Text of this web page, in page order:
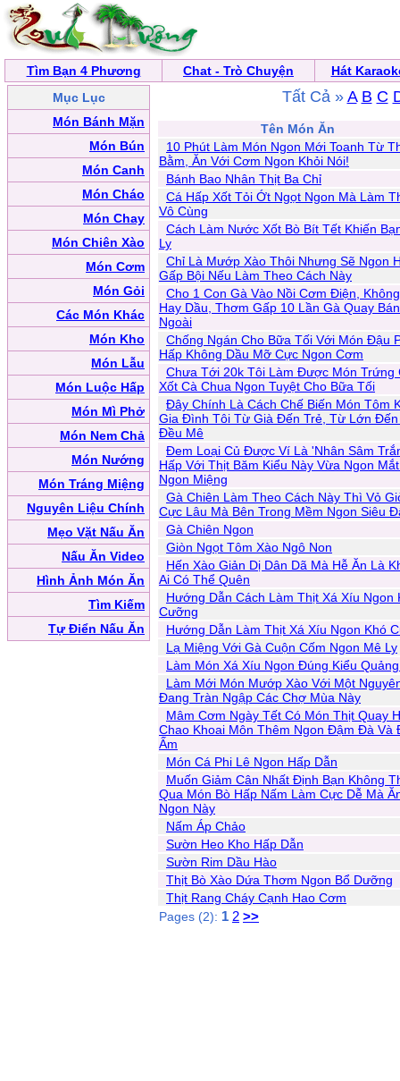
Tìm Bạn 4 Phương Chat - Trò Chuyện
Hát
Mục Lục
Món Bánh Mặn
Món Bún
Món Canh
Món Cháo
Món Chay
Món Chiên Xào
Món Cơm
Món Gỏi
Các Món Khác
Món Kho
Món Lẫu
Món Luộc Hấp
Món Mì Phở
Món Nem Chả
Món Nướng
Món Tráng Miệng
Nguyên Liệu Chính
Mẹo Vặt Nấu Ăn
Nấu Ăn Video
Hình Ảnh Món Ăn
Tìm Kiếm
Tự Điển Nấu Ăn
Tất Cả » A B C
Tên Món Ăn
10 Phút Làm Món Ngon Mới Toanh Từ
Bằm, Ăn Với Cơm Ngon Khỏi Nói!
Bánh Bao Nhân Thịt Ba Chỉ
Cá Hấp Xốt Tỏi Ớt Ngọt Ngon Mà Làm
Vô Cùng
Cách Làm Nước Xốt Bò Bít Tết Khiến
Ly
Chỉ Là Mướp Xào Thôi Nhưng Sẽ Ngon
Gấp Bội Nếu Làm Theo Cách Này
Cho 1 Con Gà Vào Nồi Cơm Điện,
Hay Dầu, Thơm Gấp 10 Lần Gà Quay
Ngoài
Chống Ngán Cho Bữa Tối Với Món Đậu
Hấp Không Dầu Mỡ Cực Ngon Cơm
Chưa Tới 20k Tôi Làm Được Món Trứng
Xốt Cà Chua Ngon Tuyệt Cho Bữa Tối
Đây Chính Là Cách Chế Biến Món Tôm
Gia Đình Tôi Từ Già Đến Trẻ, Từ Lớn Đến
Đều Mê
Đem Loại Củ Được Ví Là 'Nhân Sâm
Hấp Với Thịt Băm Kiểu Này Vừa Ngon
Ngon Miệng
Gà Chiên Làm Theo Cách Này Thì Vỏ
Cực Lâu Mà Bên Trong Mềm Ngon Siêu
Gà Chiên Ngon
Giòn Ngọt Tôm Xào Ngô Non
Hến Xào Giản Dị Dân Dã Mà Hễ Ăn Là
Ai Có Thể Quên
Hướng Dẫn Cách Làm Thịt Xá Xíu Ngon
Cưỡng
Hướng Dẫn Làm Thịt Xá Xíu Ngon Khó
Lạ Miệng Với Gà Cuộn Cốm Ngon Mê Ly
Làm Món Xá Xíu Ngon Đúng Kiểu
Làm Mới Món Mướp Xào Với Một
Đang Tràn Ngập Các Chợ Mùa Này
Mâm Cơm Ngày Tết Có Món Thịt Quay
Chao Khoai Môn Thêm Ngon Đậm Đà Và
Ấm
Món Cá Phi Lê Ngon Hấp Dẫn
Muốn Giảm Cân Nhất Định Bạn Không
Qua Món Bò Hấp Nấm Làm Cực Dễ Mà
Ngon Này
Nấm Áp Chảo
Sườn Heo Kho Hấp Dẫn
Sườn Rim Dầu Hào
Thịt Bò Xào Dứa Thơm Ngon Bổ Dưỡng
Thịt Rang Cháy Cạnh Hao Cơm
Pages (2): 1 2 >>